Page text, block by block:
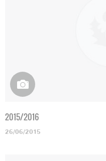
2015/2016
26/06/2015